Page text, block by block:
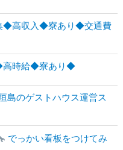
◆高収入◆寮あり◆交通費
高時給◆寮あり◆
島のゲストハウス運営ス
でっかい看板をつけてみ